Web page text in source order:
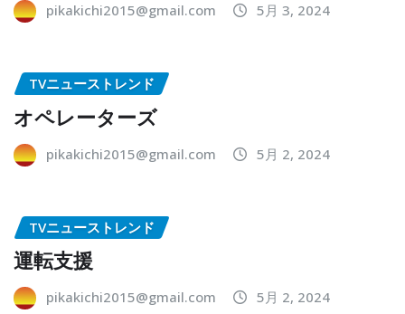
pikakichi2015@gmail.com 5月 3, 2024
TVニューストレンド
オペレーターズ
pikakichi2015@gmail.com 5月 2, 2024
TVニューストレンド
運転支援
pikakichi2015@gmail.com 5月 2, 2024